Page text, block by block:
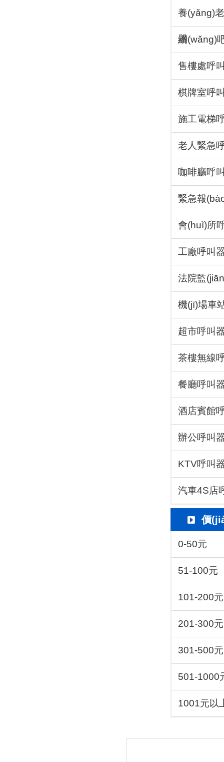
養(yǎng)
器
網(wǎng)
售樓處呼
棋牌室呼
施工電梯
老人緊急
咖啡廳呼
緊急報
會(huì)所
工廠呼叫
法院監
機(jī)場車
超市呼叫
茶樓無線
餐廳呼叫
酒店賓館
辦公呼叫
KTV呼叫
汽車4S店
價
0-50元
51-100元
101-200元
201-300元
301-500元
501-1000
1001元以